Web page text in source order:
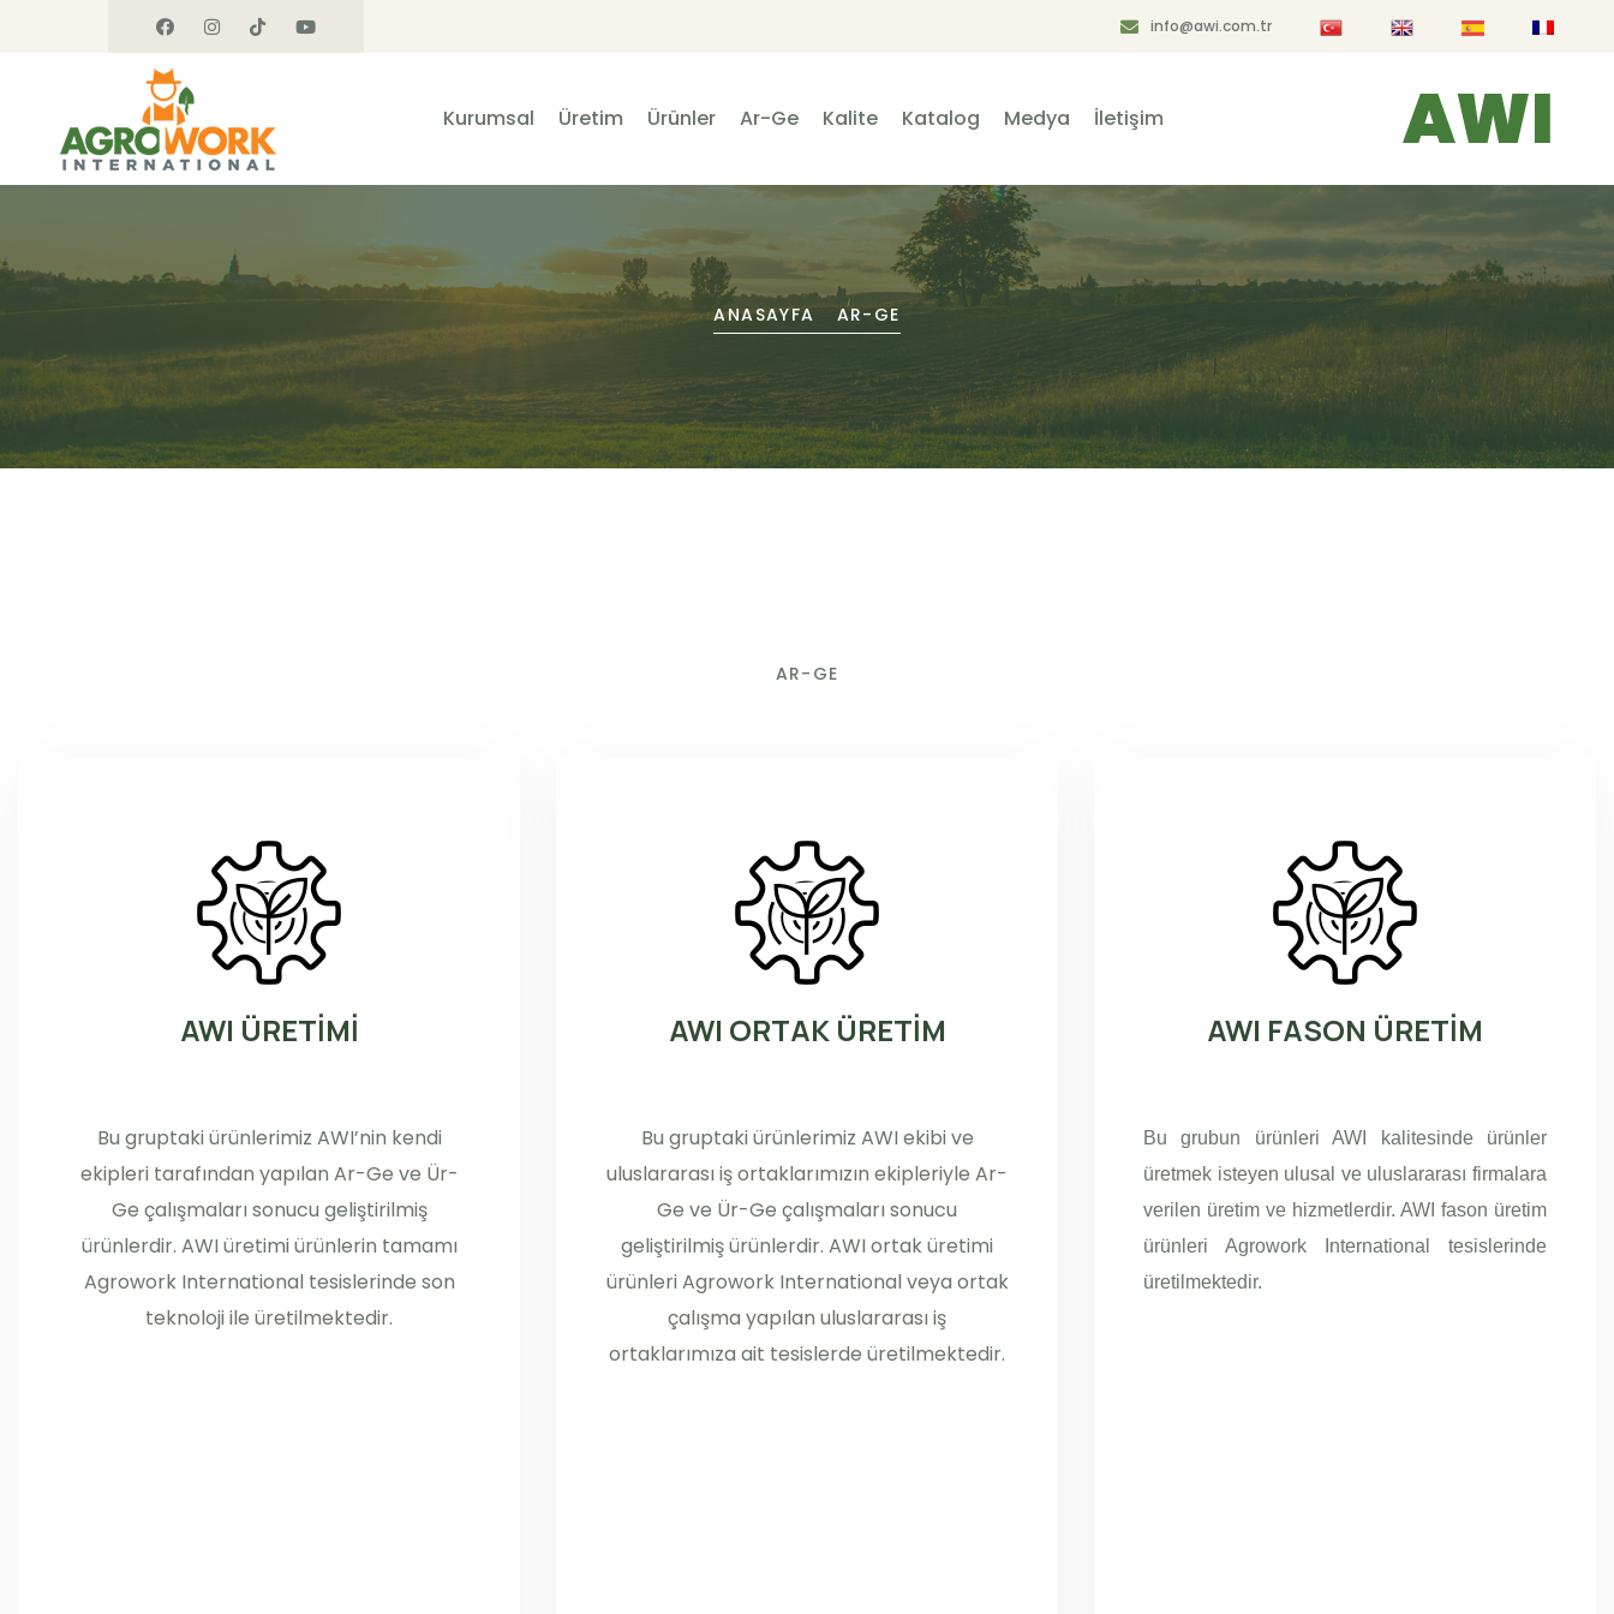
info@awi.com.tr
Kurumsal Üretim Ürünler Ar-Ge Kalite Katalog Medya İletişim AWI
ANASAYFA AR-GE
AR-GE
AWI ÜRETİMİ
Bu gruptaki ürünlerimiz AWI’nin kendi
ekipleri tarafından yapılan Ar-Ge ve Ür-
Ge çalışmaları sonucu geliştirilmiş
ürünlerdir. AWI üretimi ürünlerin tamamı
Agrowork International tesislerinde son
teknoloji ile üretilmektedir.
AWI ORTAK ÜRETİM
Bu gruptaki ürünlerimiz AWI ekibi ve
uluslararası iş ortaklarımızın ekipleriyle Ar-
Ge ve Ür-Ge çalışmaları sonucu
geliştirilmiş ürünlerdir. AWI ortak üretimi
ürünleri Agrowork International veya ortak
çalışma yapılan uluslararası iş
ortaklarımıza ait tesislerde üretilmektedir.
AWI FASON ÜRETİM
Bu grubun ürünleri AWI kalitesinde ürünler
üretmek isteyen ulusal ve uluslararası firmalara
verilen üretim ve hizmetlerdir. AWI fason üretim
ürünleri Agrowork International tesislerinde
üretilmektedir.